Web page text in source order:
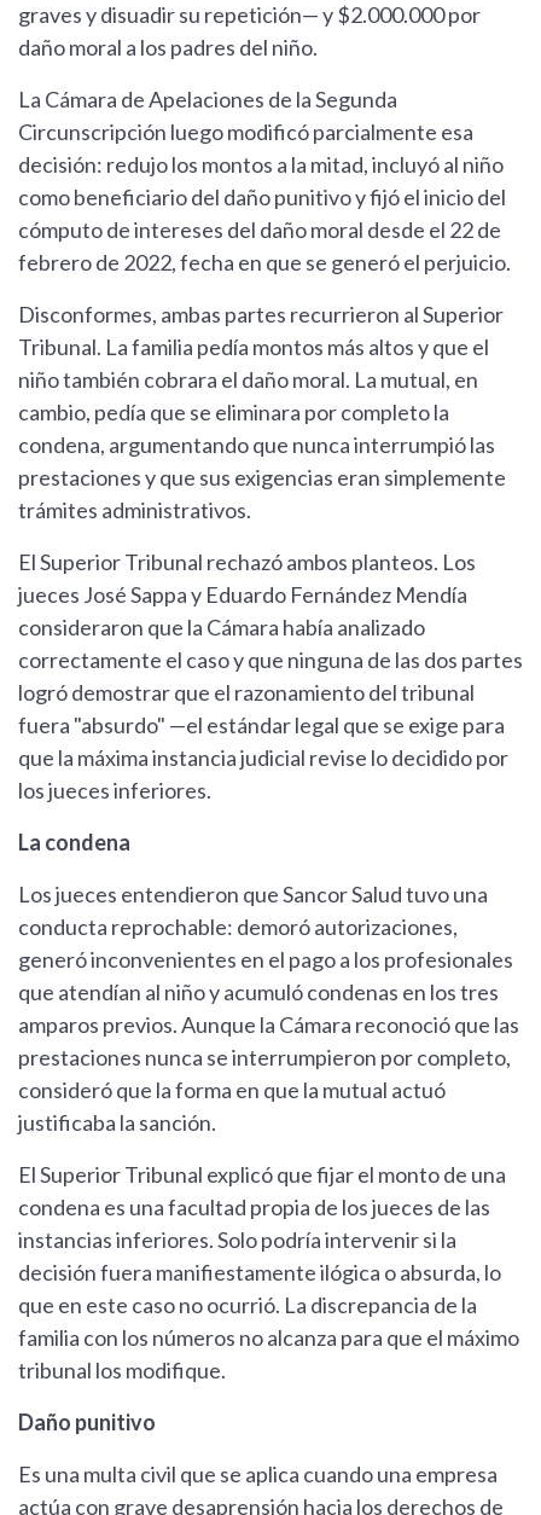
graves y disuadir su repetición— y $2.000.000 por
daño moral a los padres del niño.
La Cámara de Apelaciones de la Segunda
Circunscripción luego modificó parcialmente esa
decisión: redujo los montos a la mitad, incluyó al niño
como beneficiario del daño punitivo y fijó el inicio del
cómputo de intereses del daño moral desde el 22 de
febrero de 2022, fecha en que se generó el perjuicio.
Disconformes, ambas partes recurrieron al Superior
Tribunal. La familia pedía montos más altos y que el
niño también cobrara el daño moral. La mutual, en
cambio, pedía que se eliminara por completo la
condena, argumentando que nunca interrumpió las
prestaciones y que sus exigencias eran simplemente
trámites administrativos.
El Superior Tribunal rechazó ambos planteos. Los
jueces José Sappa y Eduardo Fernández Mendía
consideraron que la Cámara había analizado
correctamente el caso y que ninguna de las dos partes
logró demostrar que el razonamiento del tribunal
fuera "absurdo" —el estándar legal que se exige para
que la máxima instancia judicial revise lo decidido por
los jueces inferiores.
La condena
Los jueces entendieron que Sancor Salud tuvo una
conducta reprochable: demoró autorizaciones,
generó inconvenientes en el pago a los profesionales
que atendían al niño y acumuló condenas en los tres
amparos previos. Aunque la Cámara reconoció que las
prestaciones nunca se interrumpieron por completo,
consideró que la forma en que la mutual actuó
justificaba la sanción.
El Superior Tribunal explicó que fijar el monto de una
condena es una facultad propia de los jueces de las
instancias inferiores. Solo podría intervenir si la
decisión fuera manifiestamente ilógica o absurda, lo
que en este caso no ocurrió. La discrepancia de la
familia con los números no alcanza para que el máximo
tribunal los modifique.
Daño punitivo
Es una multa civil que se aplica cuando una empresa
actúa con grave desaprensión hacia los derechos de